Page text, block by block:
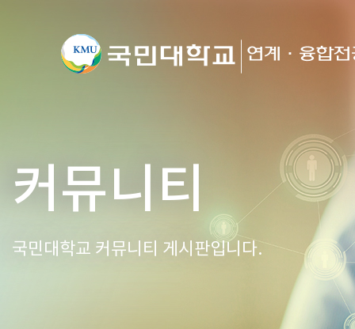
커뮤니티
국민대학교 커뮤니티 게시판입니다.